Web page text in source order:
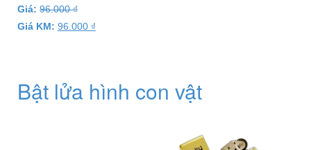
Giá: 96.000₫
Giá KM: 96.000 ₫
Bật lửa hình con vật